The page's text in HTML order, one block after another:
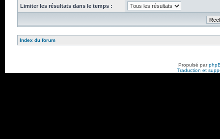
Limiter les résultats dans le temps :
Index du forum
Propulsé par
Traduction et